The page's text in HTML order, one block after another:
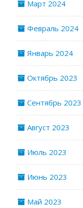
Март 2024
Февраль 2024
Январь 2024
Октябрь 2023
Сентябрь 2023
Август 2023
Июль 2023
Июнь 2023
Май 2023